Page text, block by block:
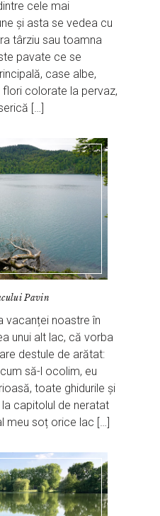
cele mai
și asta se vedea cu
târziu sau toamna
pavate ce se
case albe,
colorate la pervaz,
[…]
Pavin
vacanței noastre în
unui alt lac, că vorba
destule de arătat:
să-l ocolim, eu
toate ghidurile și
capitolul de neratat
meu soț orice lac […]